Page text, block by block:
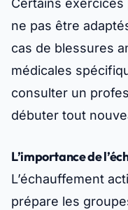
Certains
ne pas être
cas de blessures
médicales
consulter un
débuter tout
L’importance de
L’échauffement
prépare les